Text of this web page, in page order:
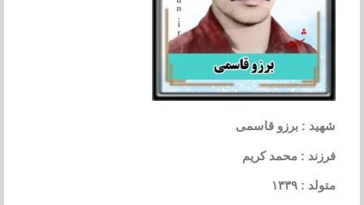
شهید : برزو قاسمی
فرزند : محمد کریم
متولد : ۱۳۳۹